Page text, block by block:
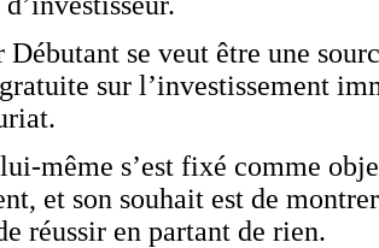
Débutant se veut être une
sur l’investissement
même s’est fixé comme
et son souhait est de
réussir en partant de rien.